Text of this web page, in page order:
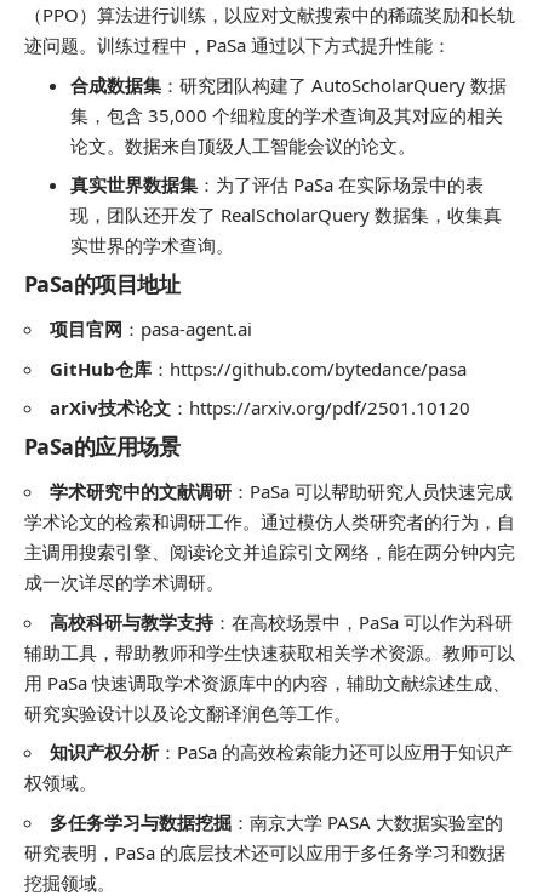
（PPO）算法进行训练，以应对文献搜索中的稀疏奖励和长轨
迹问题。训练过程中，PaSa 通过以下方式提升性能：
合成数据集：研究团队构建了 AutoScholarQuery 数据
集，包含 35,000 个细粒度的学术查询及其对应的相关
论文。数据来自顶级人工智能会议的论文。
真实世界数据集：为了评估 PaSa 在实际场景中的表
现，团队还开发了 RealScholarQuery 数据集，收集真
实世界的学术查询。
PaSa的项目地址
项目官网 ： pasa-agent.ai
GitHub仓库 ： https://github.com/bytedance/pasa
arXiv技术论文 ： https://arxiv.org/pdf/2501.10120
PaSa的应用场景
学术研究中的文献调研 ：PaSa 可以帮助研究人员快速完成
学术论文的检索和调研工作。通过模仿人类研究者的行为，自
主调用搜索引擎、阅读论文并追踪引文网络，能在两分钟内完
成一次详尽的学术调研。
高校科研与教学支持：在高校场景中，PaSa 可以作为科研
辅助工具，帮助教师和学生快速获取相关学术资源。教师可以
用 PaSa 快速调取学术资源库中的内容，辅助文献综述生成、
研究实验设计以及论文翻译润色等工作。
知识产权分析：PaSa 的高效检索能力还可以应用于知识产
权领域。
多任务学习与数据挖掘 ：南京大学 PASA 大数据实验室的
研究表明，PaSa 的底层技术还可以应用于多任务学习和数据
挖掘领域。